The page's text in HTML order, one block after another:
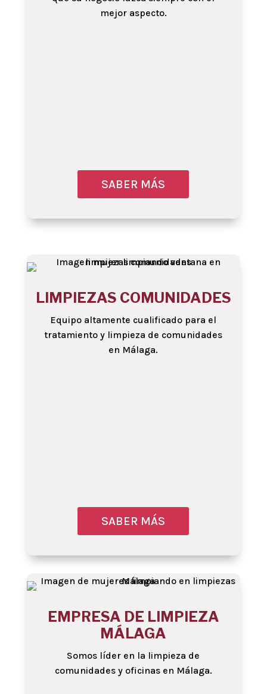
mejor aspecto.
SABER MÁS
LIMPIEZAS COMUNIDADES
Equipo altamente cualificado para el
tratamiento y limpieza de comunidades
en Málaga.
SABER MÁS
EMPRESA DE LIMPIEZA
MÁLAGA
Somos líder en la limpieza de
comunidades y oficinas en Málaga.